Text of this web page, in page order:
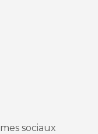
sociaux